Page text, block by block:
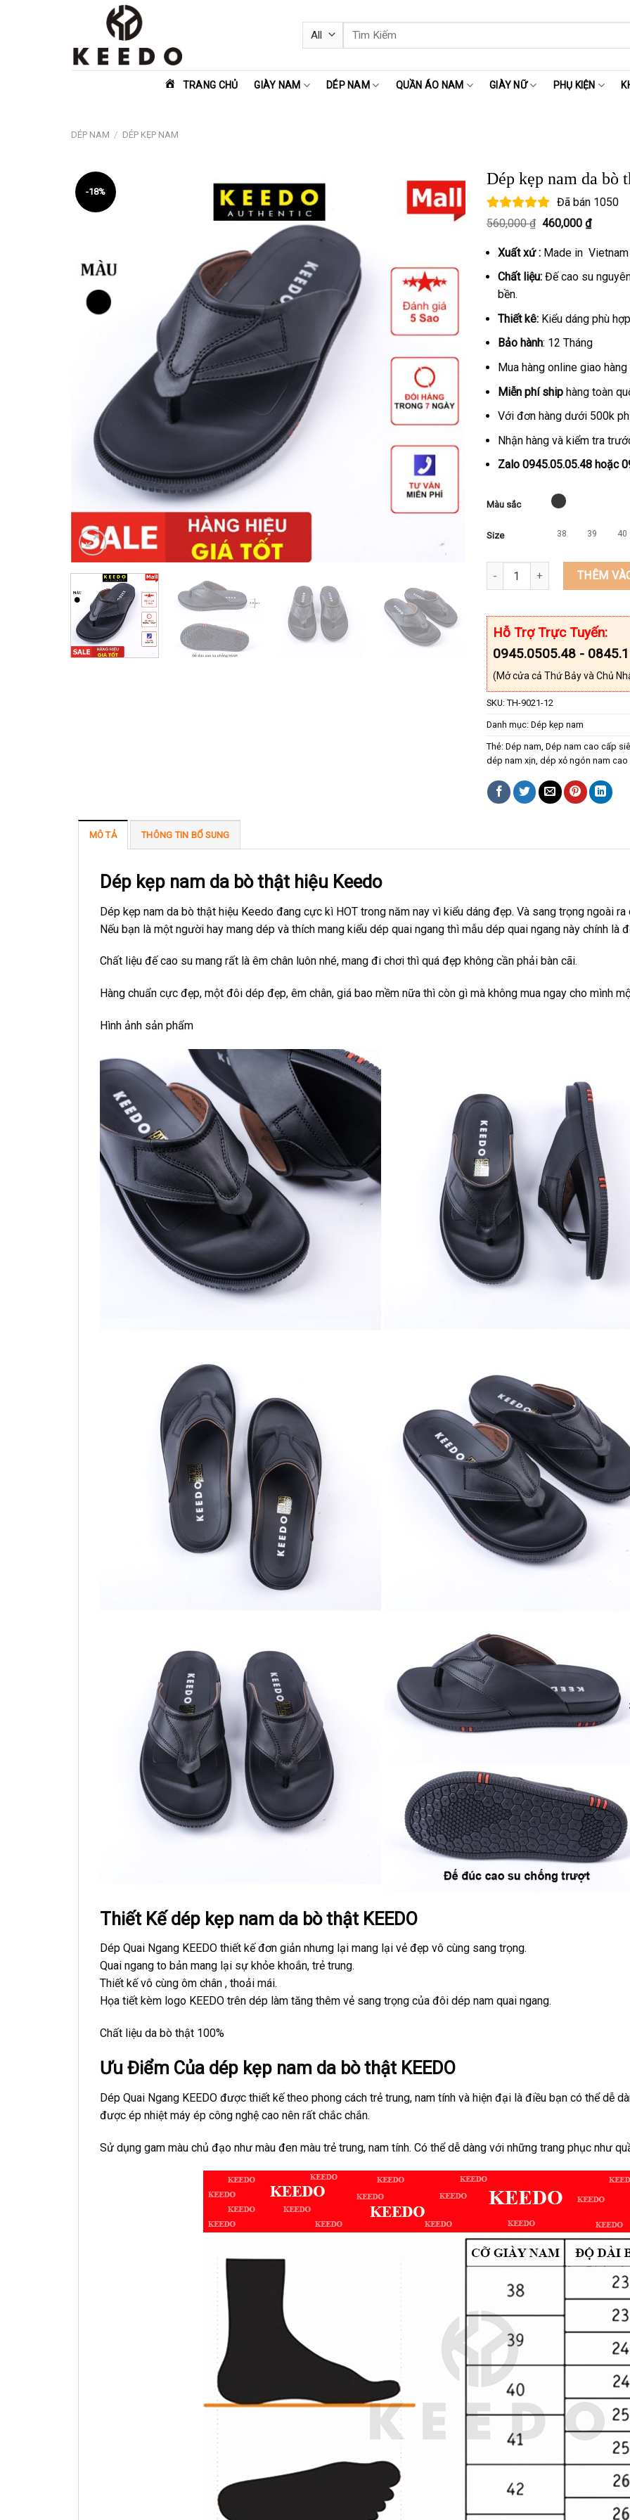
Tìm
kiếm:
TRANG CHỦ GIÀY NAM DÉP NAM QUẦN ÁO NAM GIÀY NỮ PHỤ KIỆN
DÉP NAM / DÉP KẸP NAM
-18%
Dép kẹp nam da bò
Đã bán 1050
560,000₫ Giá
560,000 ₫.
460,000 ₫Giá
hiện
là:
Xuất xứ :Made in Vietnam
Chất liệu:Đế cao su
bền.
Thiết kê:Kiểu dáng phù
Bảo hành: 12 Tháng
Mua hàng online giao
Miễn phí shiphàng toàn
Với đơn hàng dưới 500k
Nhận hàng và kiểm tra
Zalo 0945.05.05.48 hoặc
Màu sắc
Size 38 39 40
Dép kẹp nam da bò thật cao
THÊM
Hỗ Trợ Trực Tuyến:
0945.0505.48 -
(Mở cửa cả Thứ Bảy và Chủ
SKU: TH-9021-12
Danh mục: Dép kẹp nam
Thẻ: Dép nam Dép nam cao cấp
dép nam xịn dép xỏ ngón nam cao
MÔ TẢ THÔNG TIN BỔ SUNG
Dép kẹp nam da bò thật hiệu Keedo
Dép kẹp nam da bò thật hiệu Keedo đang cực kì HOT trong năm nay vì kiểu dáng đẹp. Và sang trọng ngoài
Nếu bạn là một người hay mang dép và thích mang kiểu dép quai ngang thì mẫu dép quai ngang này chính là
Chất liệu đế cao su mang rất là êm chân luôn nhé, mang đi chơi thì quá đẹp không cần phải bàn cãi.
Hàng chuẩn cực đẹp, một đôi dép đẹp, êm chân, giá bao mềm nữa thì còn gì mà không mua ngay cho mình
Hình ảnh sản phẩm
Thiết Kế dép kẹp nam da bò thật KEEDO
Dép Quai Ngang KEEDO thiết kế đơn giản nhưng lại mang lại vẻ đẹp vô cùng sang trọng.
Quai ngang to bản mang lại sự khỏe khoắn, trẻ trung.
Thiết kế vô cùng ôm chân , thoải mái.
Họa tiết kèm logo KEEDO trên dép làm tăng thêm vẻ sang trọng của đôi dép nam quai ngang.
Chất liệu da bò thật 100%
Ưu Điểm Của dép kẹp nam da bò thật KEEDO
Dép Quai Ngang KEEDO được thiết kế theo phong cách trẻ trung, nam tính và hiện đại là điều bạn có thể dễ
được ép nhiệt máy ép công nghệ cao nên rất chắc chắn.
Sử dụng gam màu chủ đạo như màu đen màu trẻ trung, nam tính. Có thể dễ dàng với những trang phục như